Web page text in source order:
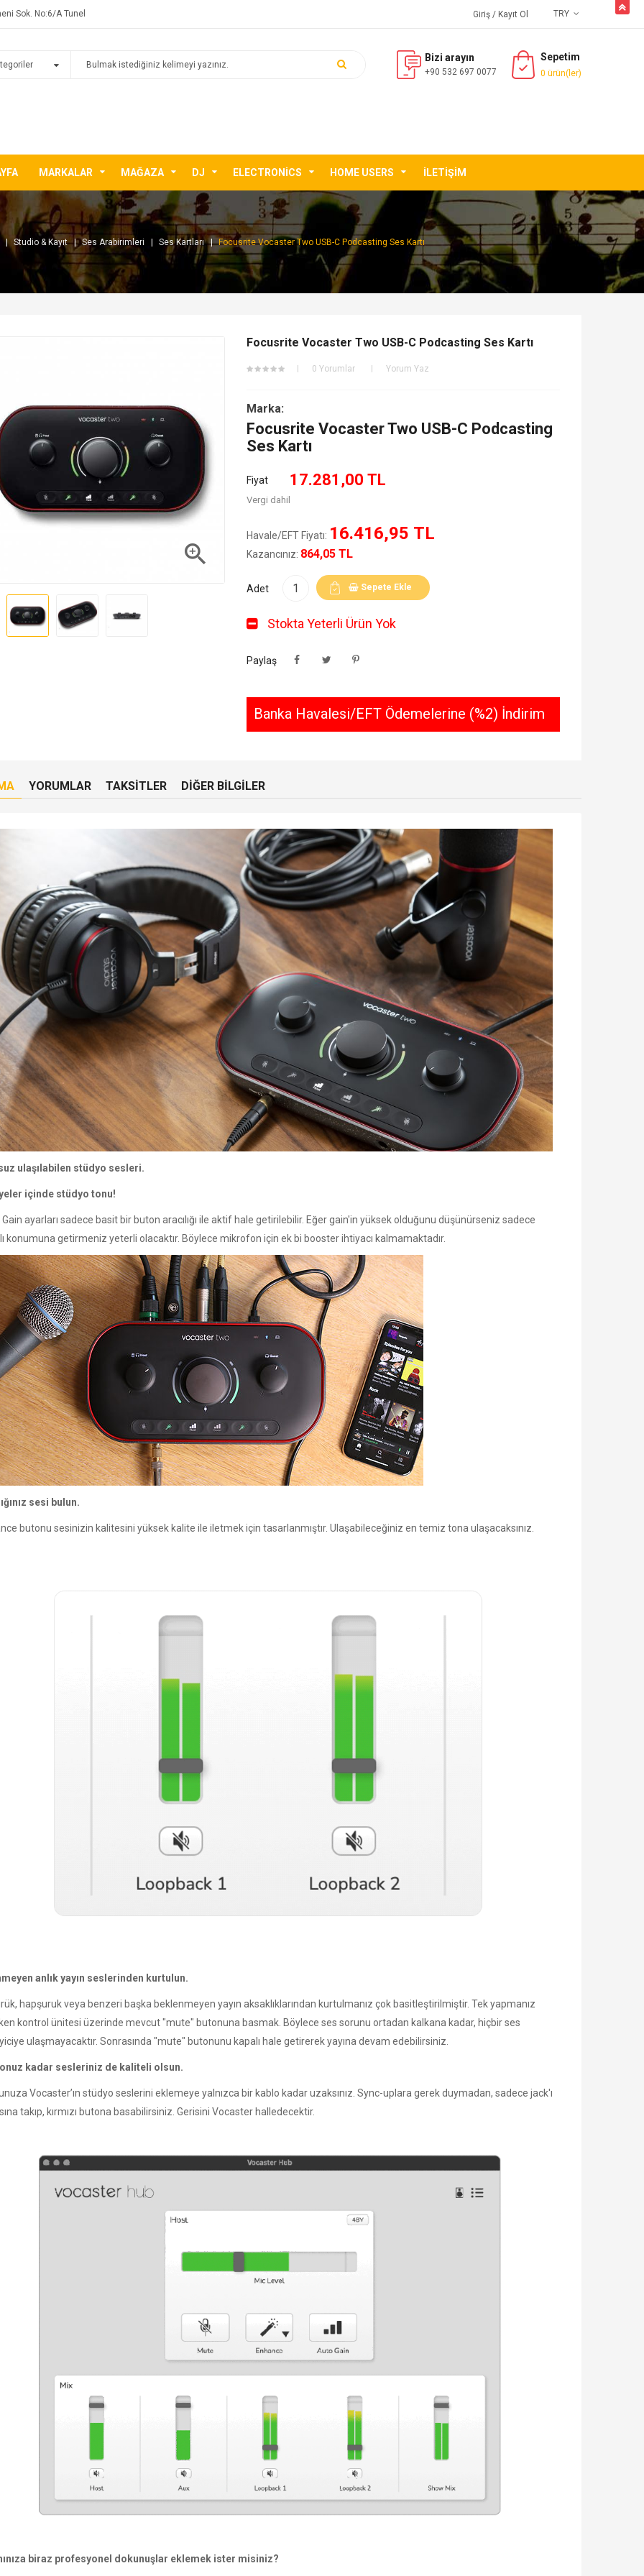
Sok. No:6/A Tunel TRY
Giriş / Kayıt Ol
Bizi arayın
+90 532 697 0077
Sepetim
0 ürün(ler)
MARKALAR MAĞAZA DJ ELECTRONICS HOME USERS İLETIŞIM
Studio & Kayıt Ses Arabirimleri Ses Kartları Focusrite Vocaster Two USB-C Podcasting Ses Kartı

Focusrite Vocaster Two USB-C Podcasting Ses Kartı
0 Yorumlar Yorum Yaz
Marka:
Focusrite Vocaster Two USB-C Podcasting
Ses Kartı
Fiyat 17.281,00 TL
Vergi dahil
Havale/EFT Fiyatı: 16.416,95 TL
Kazancınız: 864,05 TL
Adet Sepete Ekle
Stokta Yeterli Ürün Yok
Paylaş
Banka Havalesi/EFT Ödemelerine (%2) İndirim
YORUMLAR TAKSITLER DIĞER BILGILER
ulaşılabilen stüdyo sesleri.
içinde stüdyo tonu!
ayarları sadece basit bir buton aracılığı ile aktif hale getirilebilir. Eğer gain'in yüksek olduğunu düşünürseniz sadece
konumuna getirmeniz yeterli olacaktır. Böylece mikrofon için ek bi booster ihtiyacı kalmamaktadır.
sesi bulun.
butonu sesinizin kalitesini yüksek kalite ile iletmek için tasarlanmıştır. Ulaşabileceğiniz en temiz tona ulaşacaksınız.
anlık yayın seslerinden kurtulun.
hapşuruk veya benzeri başka beklenmeyen yayın aksaklıklarından kurtulmanız çok basitleştirilmiştir. Tek yapmanız
kontrol ünitesi üzerinde mevcut "mute" butonuna basmak. Böylece ses sorunu ortadan kalkana kadar, hiçbir ses
ulaşmayacaktır. Sonrasında "mute" butonunu kapalı hale getirerek yayına devam edebilirsiniz.
kadar sesleriniz de kaliteli olsun.
Vocaster’ın stüdyo seslerini eklemeye yalnızca bir kablo kadar uzaksınız. Sync-uplara gerek duymadan, sadece jack'ı
takıp, kırmızı butona basabilirsiniz. Gerisini Vocaster halledecektir.
biraz profesyonel dokunuşlar eklemek ister misiniz?